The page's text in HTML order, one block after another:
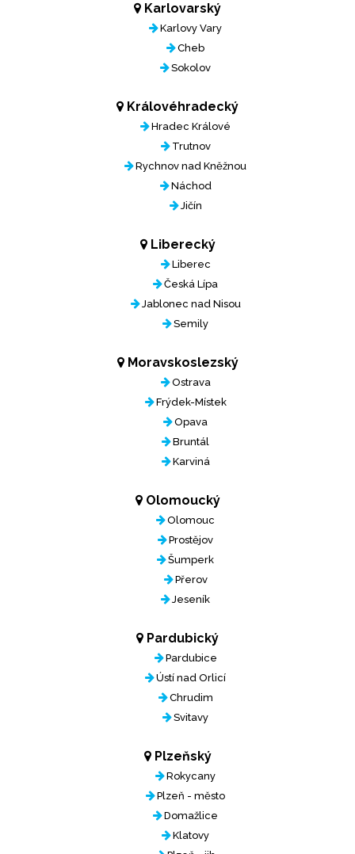
Karlovarský
Karlovy Vary
Cheb
Sokolov
Královéhradecký
Hradec Králové
Trutnov
Rychnov nad Kněžnou
Náchod
Jičín
Liberecký
Liberec
Česká Lípa
Jablonec nad Nisou
Semily
Moravskoslezský
Ostrava
Frýdek-Místek
Opava
Bruntál
Karviná
Olomoucký
Olomouc
Prostějov
Šumperk
Přerov
Jeseník
Pardubický
Pardubice
Ústí nad Orlicí
Chrudim
Svitavy
Plzeňský
Rokycany
Plzeň - město
Domažlice
Klatovy